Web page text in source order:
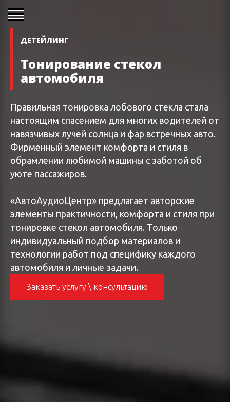
ДЕТЕЙЛИНГ
Тонирование стекол
автомобиля
Правильная тонировка лобового стекла стала
настоящим спасением для многих водителей от
навязчивых лучей солнца и фар встречных авто.
Фирменный элемент комфорта и стиля в
обрамлении любимой машины с заботой об
уюте пассажиров.
«АвтоАудиоЦентр» предлагает авторские
элементы практичности, комфорта и стиля при
тонировке стекол автомобиля. Только
индивидуальный подбор материалов и
технологии работ под специфику каждого
автомобиля и личные задачи.
Заказать услугу \ консультацию